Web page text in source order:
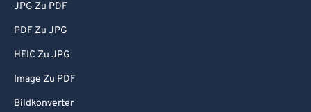
JPG Zu PDF
PDF Zu JPG
HEIC Zu JPG
Image Zu PDF
Bildkonverter